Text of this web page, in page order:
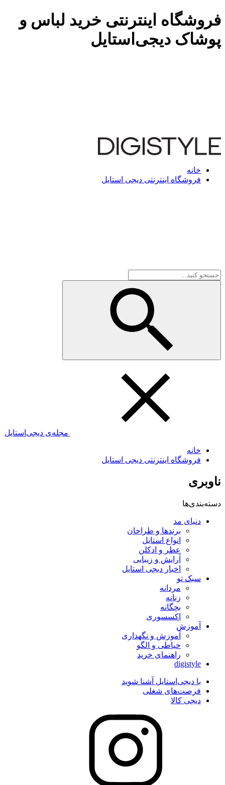
فروشگاه اینترنتی خرید لباس و
پوشاک دیجی‌استایل
خانه
فروشگاه اینترنتی دیجی استایل
مجله‌ی دیجی‌استایل
خانه
فروشگاه اینترنتی دیجی استایل
ناوبری
دسته‌بندی‌ها
دنیای مد
برندها و طراحان
انواع استایل
عطر و ادکلن
آرایش و زیبایی
اخبار دیجی استایل
سبک تو
مردانه
زنانه
بچگانه
اکسسوری
آموزش
آموزش و نگهداری
خیاطی و الگو
راهنمای خرید
digistyle
با دیجی‌استایل آشنا شوید
فرصت‌های شغلی
دیجی کالا